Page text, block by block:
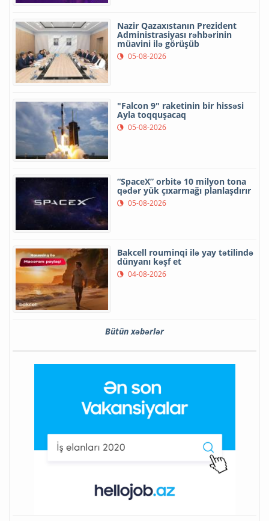
Nazir Qazaxıstanın Prezident
Administrasiyası rəhbərinin
müavini ilə görüşüb
05-08-2026
"Falcon 9" raketinin bir hissəsi
Ayla toqquşacaq
05-08-2026
“SpaceX” orbitə 10 milyon tona
qədər yük çıxarmağı planlaşdırır
05-08-2026
Bakcell rouminqi ilə yay tətilində
dünyanı kəşf et
04-08-2026
Bütün xəbərlər